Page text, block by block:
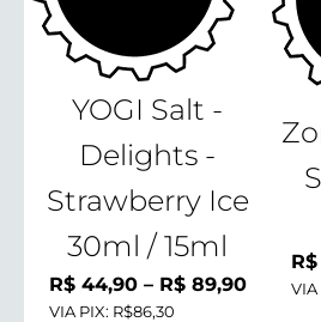
YOGI Salt -
Delights -
Strawberry Ice
30ml / 15ml
R$44,90 – R$89,90Faixa
VIA PIX: R$86,30
R$
VIA